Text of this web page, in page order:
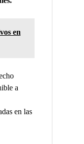
en
a
en las